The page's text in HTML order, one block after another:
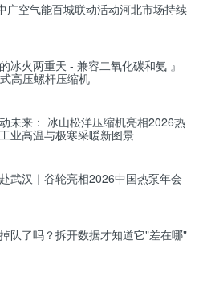
广空气能百城联动活动河北市场持续
冰火两重天 - 兼容二氧化碳和氨 』
高压螺杆压缩机
未来： 冰山松洋压缩机亮相2026热
业高温与极寒采暖新图景
武汉｜谷轮亮相2026中国热泵年会
队了吗？拆开数据才知道它"差在哪"